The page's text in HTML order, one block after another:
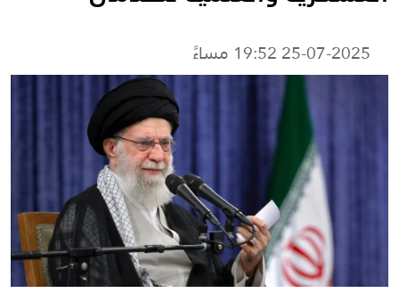
25-07-2025 19:52 مساءً